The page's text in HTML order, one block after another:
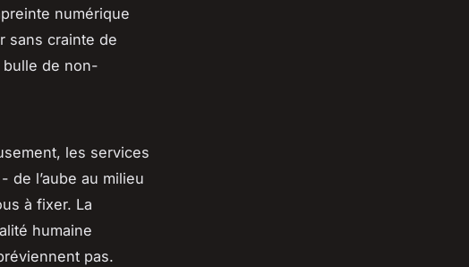
numérique
sans crainte de
bulle de non-
les services
de l’aube au milieu
à fixer. La
humaine
pas.